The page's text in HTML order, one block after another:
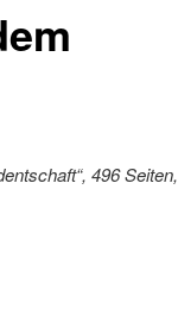
496 Seiten,